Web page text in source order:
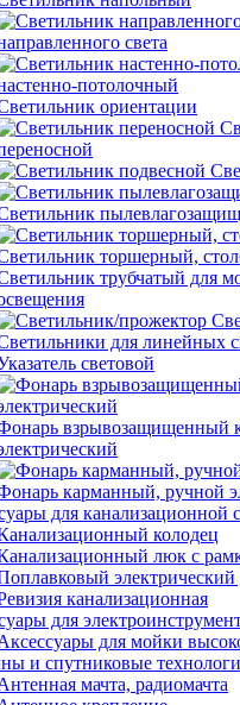
света
потолочный
ориентации
торшерный,
трубчатый для
для линейных
световой
взрывозащищенный
карманный, ручной
для канализационной
колодец
люк с
электрический
канализационная
для
для мойки
и спутниковые
мачта, радиомачта